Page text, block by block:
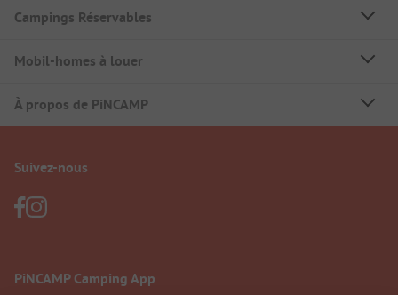
Campings Réservables
Mobil-homes à louer
À propos de PiNCAMP
Suivez-nous
PiNCAMP Camping App